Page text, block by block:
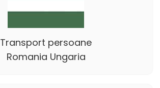
Transport persoane
Romania Ungaria